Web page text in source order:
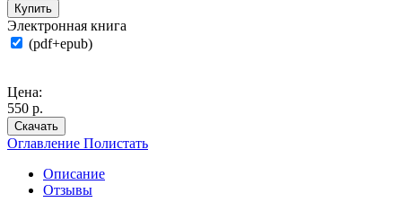
Купить
Электронная книга
(pdf+epub)
Цена:
550 р.
Скачать
Оглавление Полистать
Описание
Отзывы